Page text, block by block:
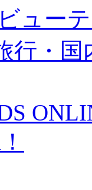
ュー
行・